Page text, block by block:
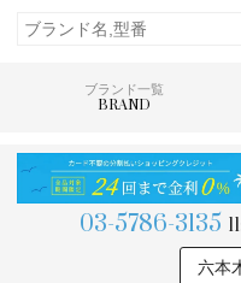
ブランド一覧
BRAND
03-5786-3135
六本